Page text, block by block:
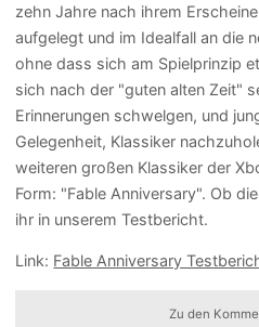
zehn Jahre nach ihrem
aufgelegt und im Idealfall an die
ohne dass sich am Spielprinzip
sich nach der "guten alten Zeit"
Erinnerungen schwelgen, und
Gelegenheit, Klassiker
weiteren großen Klassiker der
Form: "Fable Anniversary". Ob
ihr in unserem Testbericht.
Link: Fable Anniversary
Zu den